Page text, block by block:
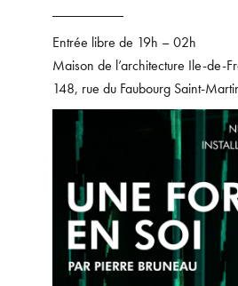
Entrée libre de 19h – 02h
Maison de l’architecture Ile-de-
148, rue du Faubourg Saint-